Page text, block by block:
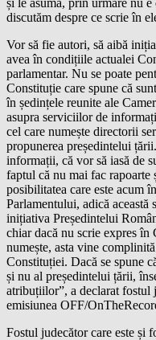
și le asumă, prin urmare nu
discutăm despre ce scrie în
Vor să fie autori, să aibă
avea în condițiile actualei
parlamentar. Nu se poate
Constituție care spune că
în ședințele reunite ale
asupra serviciilor de
cel care numește directorii
propunerea președintelui
informații, că vor să iasă de
faptul că nu mai fac rapoarte
posibilitatea care este acum
Parlamentului, adică această
inițiativa Președintelui
chiar dacă nu scrie expres
numește, asta vine
Constituției. Dacă se spune
și nu al președintelui țării,
atribuțiilor”, a declarat fostul
emisiunea OFF/
Fostul judecător care este și